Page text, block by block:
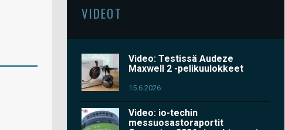
VIDEOT
Video: Testissä Audeze
Maxwell 2 -pelikuulokkeet
15.6.2026
Video: io-techin
messuosastoraportit